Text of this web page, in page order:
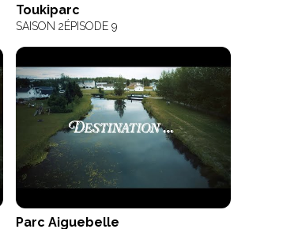
Toukiparc
SAISON 2ÉPISODE 9
Parc Aiguebelle